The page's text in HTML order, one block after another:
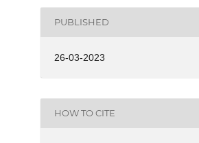
PUBLISHED
26-03-2023
HOW TO CITE